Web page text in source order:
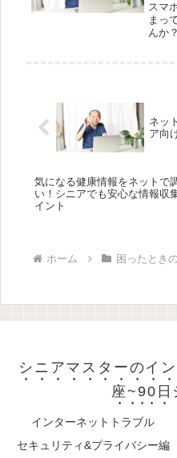
スマ
まっ
んか
ネッ
ア向
気になる健康情報をネットで
い！シニアでも安心な情報収
イント
ホーム 困ったとき
シニアマスターのイ
座~90日
インターネットトラブル
セキュリティ&プライバシー編